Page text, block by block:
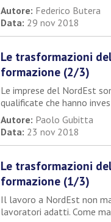
Autore: Federico Butera
Data: 29 nov 2018
Le trasformazioni
formazione (2/3)
Le imprese del NordEst
qualificate che hanno
Autore: Paolo Gubitta
Data: 23 nov 2018
Le trasformazioni
formazione (1/3)
Il lavoro a NordEst non
lavoratori adatti. Come